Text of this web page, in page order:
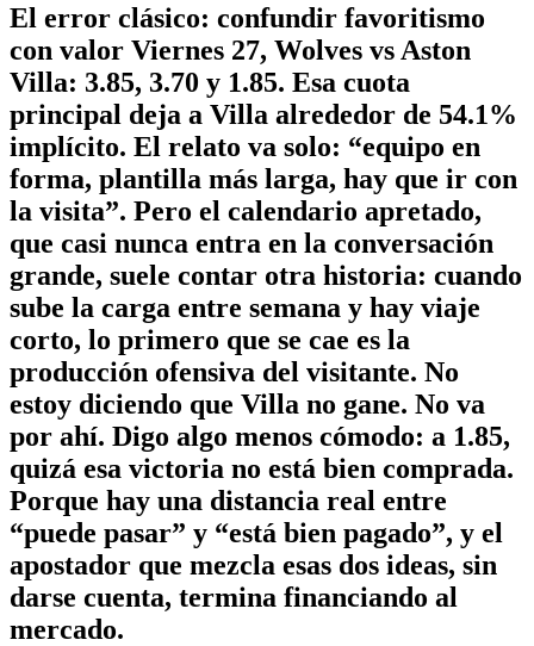
El error clásico: confundir favoritismo
con valor Viernes 27, Wolves vs Aston
Villa: 3.85, 3.70 y 1.85. Esa cuota
principal deja a Villa alrededor de 54.1%
implícito. El relato va solo: “equipo en
forma, plantilla más larga, hay que ir con
la visita”. Pero el calendario apretado,
que casi nunca entra en la conversación
grande, suele contar otra historia: cuando
sube la carga entre semana y hay viaje
corto, lo primero que se cae es la
producción ofensiva del visitante. No
estoy diciendo que Villa no gane. No va
por ahí. Digo algo menos cómodo: a 1.85,
quizá esa victoria no está bien comprada.
Porque hay una distancia real entre
“puede pasar” y “está bien pagado”, y el
apostador que mezcla esas dos ideas, sin
darse cuenta, termina financiando al
mercado.